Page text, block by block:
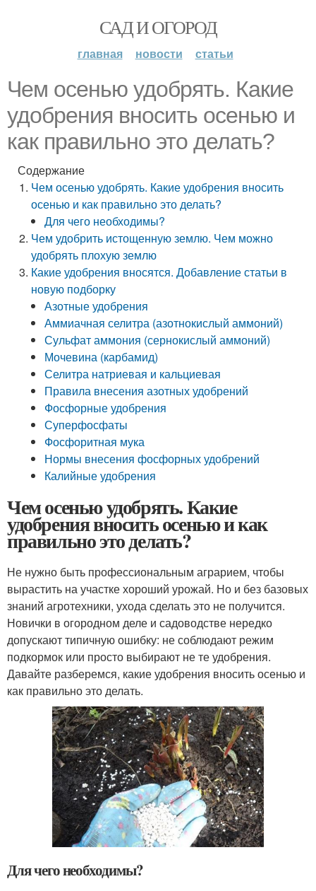
САД И ОГОРОД
главная новости статьи
Чем осенью удобрять. Какие
удобрения вносить осенью и
как правильно это делать?
Содержание
Чем осенью удобрять. Какие удобрения вносить
осенью и как правильно это делать?
Для чего необходимы?
Чем удобрить истощенную землю. Чем можно
удобрять плохую землю
Какие удобрения вносятся. Добавление статьи в
новую подборку
Азотные удобрения
Аммиачная селитра (азотнокислый аммоний)
Сульфат аммония (сернокислый аммоний)
Мочевина (карбамид)
Селитра натриевая и кальциевая
Правила внесения азотных удобрений
Фосфорные удобрения
Суперфосфаты
Фосфоритная мука
Нормы внесения фосфорных удобрений
Калийные удобрения
Чем осенью удобрять. Какие
удобрения вносить осенью и как
правильно это делать?
Не нужно быть профессиональным аграрием, чтобы
вырастить на участке хороший урожай. Но и без базовых
знаний агротехники, ухода сделать это не получится.
Новички в огородном деле и садоводстве нередко
допускают типичную ошибку: не соблюдают режим
подкормок или просто выбирают не те удобрения.
Давайте разберемся, какие удобрения вносить осенью и
как правильно это делать.
Для чего необходимы?